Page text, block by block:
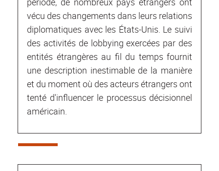
vécu des changements dans leurs relations
diplomatiques avec les États-Unis. Le suivi
des activités de lobbying exercées par des
entités étrangères au fil du temps fournit
une description inestimable de la manière
et du moment où des acteurs étrangers ont
tenté d'influencer le processus décisionnel
américain.